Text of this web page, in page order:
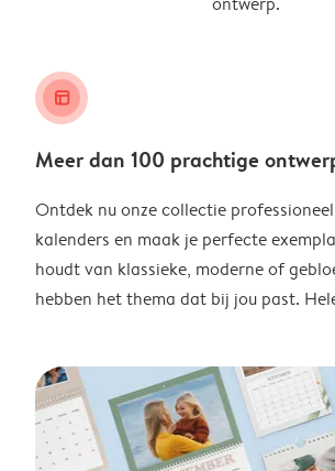
layout_alt
Meer dan 100 prachtige
Ontdek nu onze collectie
kalenders en maak je perfecte
houdt van klassieke, moderne of
hebben het thema dat bij jou past.